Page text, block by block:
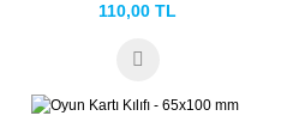
110,00 TL